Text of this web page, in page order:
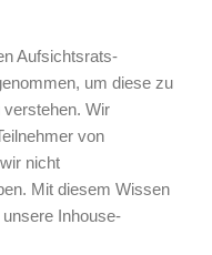
Aufsichtsrats-
um diese zu
verstehen. Wir
von
nicht
Mit diesem Wissen
Inhouse-